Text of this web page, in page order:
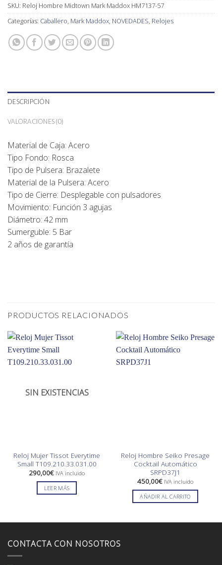
SKU: Reloj Hombre Midtown Mark Maddox HM7137-57
Categorías: Caballero Mark Maddox NOVEDADES Relojes
DESCRIPCIÓN
VALORACIONES (0)
Material de Caja: Acero
Tipo Fondo: Rosca
Tipo de Pulsera: Brazalete
Material de la Pulsera: Acero
Tipo de Cierre: Desplegable con pulsadores
Movimiento: Función 3 agujas
Diámetro: 42 mm
Sumerguble: 5 Bar
2 años de garantía
PRODUCTOS RELACIONADOS
SIN EXISTENCIAS
Reloj Mujer Tissot Everytime
Small T109.210.33.031.00
290,00€ IVA incluido
LEER MÁS
Reloj Hombre Seiko Presage
Cocktail Automático
SRPD37J1
450,00€ IVA incluido
AÑADIR AL CARRITO
CONTACTA CON NOSOTROS